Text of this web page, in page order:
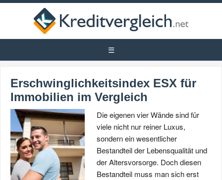
Erschwinglichkeitsindex ESX für
Immobilien im Vergleich
Die eigenen vier Wände sind für
viele nicht nur reiner Luxus,
sondern ein wesentlicher
Bestandteil der Lebensqualität und
der Altersvorsorge. Doch diesen
Bestandteil muss man sich erst